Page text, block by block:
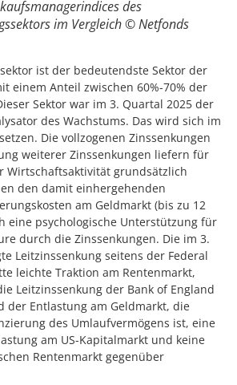
des
im Vergleich © Netfonds
ist der bedeutendste Sektor der
einem Anteil zwischen 60%-70% der
Sektor war im 3. Quartal 2025 der
des Wachstums. Das wird sich im
Die vollzogenen Zinssenkungen
weiterer Zinssenkungen liefern für
Wirtschaftsaktivität grundsätzlich
den damit einhergehenden
am Geldmarkt (bis zu 12
eine psychologische Unterstützung für
durch die Zinssenkungen. Die im 3.
Leitzinssenkung seitens der Federal
leichte Traktion am Rentenmarkt,
Leitzinssenkung der Bank of England
der Entlastung am Geldmarkt, die
des Umlaufvermögens ist, eine
am US-Kapitalmarkt und keine
Rentenmarkt gegenüber